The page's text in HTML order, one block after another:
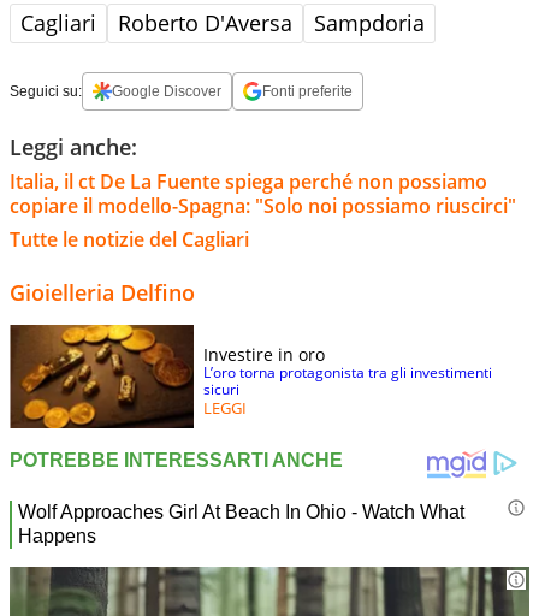
Cagliari Roberto D'Aversa Sampdoria
Seguici su: Google Discover Fonti preferite
Leggi anche:
Italia, il ct De La Fuente spiega perché non possiamo
copiare il modello-Spagna: "Solo noi possiamo riuscirci"
Tutte le notizie del Cagliari
Gioielleria Delfino
Investire in oro
L’oro torna protagonista tra gli investimenti
sicuri
LEGGI